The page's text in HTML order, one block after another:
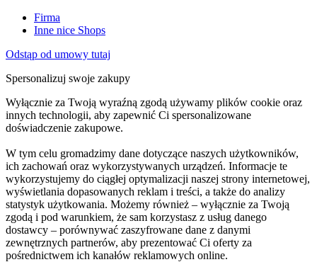
Firma
Inne nice Shops
Odstąp od umowy tutaj
Spersonalizuj swoje zakupy
Wyłącznie za Twoją wyraźną zgodą używamy plików cookie oraz
innych technologii, aby zapewnić Ci spersonalizowane
doświadczenie zakupowe.
W tym celu gromadzimy dane dotyczące naszych użytkowników,
ich zachowań oraz wykorzystywanych urządzeń. Informacje te
wykorzystujemy do ciągłej optymalizacji naszej strony internetowej,
wyświetlania dopasowanych reklam i treści, a także do analizy
statystyk użytkowania. Możemy również – wyłącznie za Twoją
zgodą i pod warunkiem, że sam korzystasz z usług danego
dostawcy – porównywać zaszyfrowane dane z danymi
zewnętrznych partnerów, aby prezentować Ci oferty za
pośrednictwem ich kanałów reklamowych online.